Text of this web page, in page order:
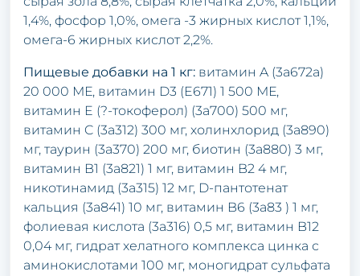
1,4%, фосфор 1,0%, омега -3 жирных кислот 1,1%,
омега-6 жирных кислот 2,2%.
Пищевые добавки на 1 кг: витамин A (3a672a)
20 000 МЕ, витамин D3 (E671) 1 500 МЕ,
витамин E (?-токоферол) (3a700) 500 мг,
витамин C (3a312) 300 мг, холинхлорид (3a890)
мг, таурин (3a370) 200 мг, биотин (3a880) 3 мг,
витамин B1 (3a821) 1 мг, витамин B2 4 мг,
никотинамид (3a315) 12 мг, D-пантотенат
кальция (3a841) 10 мг, витамин B6 (3a83 ) 1 мг,
фолиевая кислота (3a316) 0,5 мг, витамин B12
0,04 мг, гидрат хелатного комплекса цинка с
аминокислотами 100 мг, моногидрат сульфата